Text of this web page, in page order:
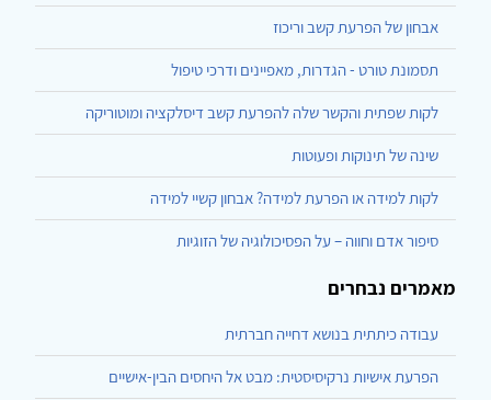
אבחון של הפרעת קשב וריכוז
תסמונת טורט - הגדרות, מאפיינים ודרכי טיפול
לקות שפתית והקשר שלה להפרעת קשב דיסלקציה ומוטוריקה
שינה של תינוקות ופעוטות
לקות למידה או הפרעת למידה? אבחון קשיי למידה
סיפור אדם וחווה – על הפסיכולוגיה של הזוגיות
מאמרים נבחרים
עבודה כיתתית בנושא דחייה חברתית
הפרעת אישיות נרקיסיסטית: מבט אל היחסים הבין-אישיים